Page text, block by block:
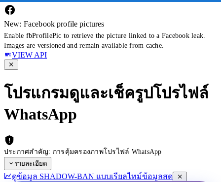
New: Facebook profile pictures
Enable fbProfilePic to retrieve the picture linked to a Facebook leak.
Images are versioned and remain available from cache.
VIEW API
โปรแกรมดูและเช็ครูปโปรไฟล์
WhatsApp
ประกาศสำคัญ: การคุ้มครองภาพโปรไฟล์ WhatsApp
รายละเอียด
ดูข้อมูล SHADOW-BAN แบบเรียลไทม์ข้อมูลสด